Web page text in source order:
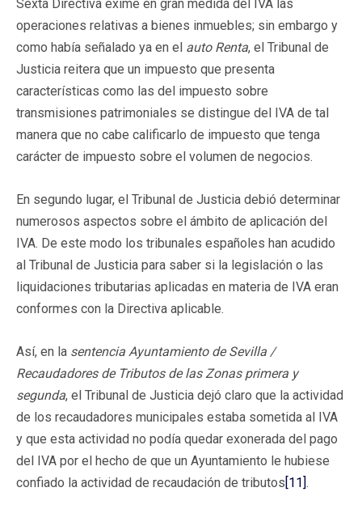
Sexta Directiva exime en gran medida del IVA las
operaciones relativas a bienes inmuebles; sin embargo y
como había señalado ya en el auto Renta, el Tribunal de
Justicia reitera que un impuesto que presenta
características como las del impuesto sobre
transmisiones patrimoniales se distingue del IVA de tal
manera que no cabe calificarlo de impuesto que tenga
carácter de impuesto sobre el volumen de negocios.
En segundo lugar, el Tribunal de Justicia debió determinar
numerosos aspectos sobre el ámbito de aplicación del
IVA. De este modo los tribunales españoles han acudido
al Tribunal de Justicia para saber si la legislación o las
liquidaciones tributarias aplicadas en materia de IVA eran
conformes con la Directiva aplicable.
Así, en la sentencia Ayuntamiento de Sevilla /
Recaudadores de Tributos de las Zonas primera y
segunda, el Tribunal de Justicia dejó claro que la actividad
de los recaudadores municipales estaba sometida al IVA
y que esta actividad no podía quedar exonerada del pago
del IVA por el hecho de que un Ayuntamiento le hubiese
confiado la actividad de recaudación de tributos[11].